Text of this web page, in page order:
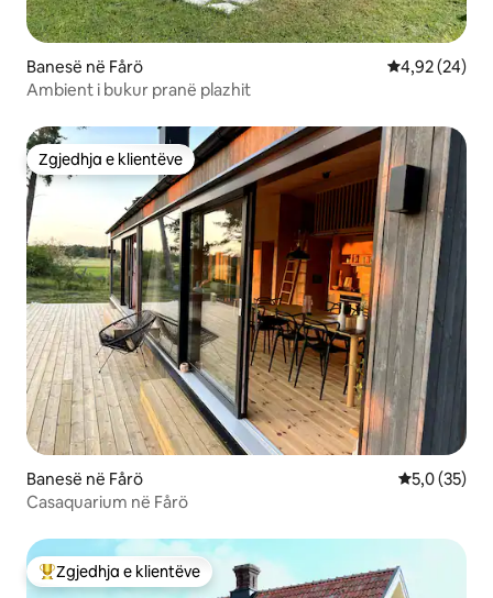
Banesë në Fårö Vlerësimi
4,92 (24)
Ambient i bukur pranë plazhit
Zgjedhja e klientëve
Zgjedhja e klientëve
Banesë në Fårö Vlerësimi
5,0 (35)
Casaquarium në Fårö
Më të mirat e zgjedhjeve të klientëve
Zgjedhja e klientëve